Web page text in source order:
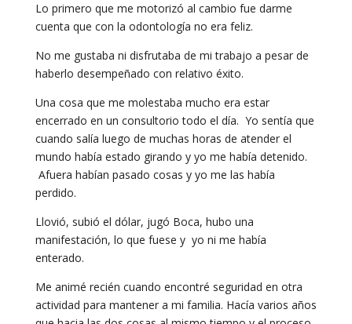
Lo primero que me motorizó al cambio fue darme
cuenta que con la odontología no era feliz.
No me gustaba ni disfrutaba de mi trabajo a pesar de
haberlo desempeñado con relativo éxito.
Una cosa que me molestaba mucho era estar
encerrado en un consultorio todo el día. Yo sentía que
cuando salía luego de muchas horas de atender el
mundo había estado girando y yo me había detenido.
Afuera habían pasado cosas y yo me las había
perdido.
Llovió, subió el dólar, jugó Boca, hubo una
manifestación, lo que fuese y yo ni me había
enterado.
Me animé recién cuando encontré seguridad en otra
actividad para mantener a mi familia. Hacía varios años